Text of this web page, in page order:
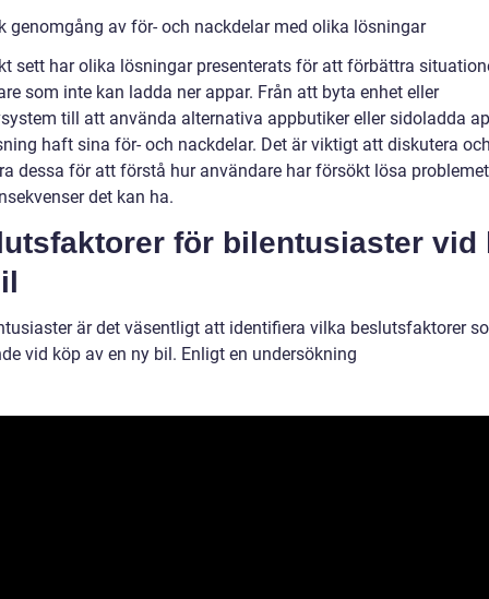
genomgång av för- och nackdelar med olika lösningar
sett har olika lösningar presenterats för att förbättra
som inte kan ladda ner appar. Från att byta enhet eller
till att använda alternativa appbutiker eller sidoladda
haft sina för- och nackdelar. Det är viktigt att diskutera
dessa för att förstå hur användare har försökt lösa
det kan ha.
för bilentusiaster vid
är det väsentligt att identifiera vilka beslutsfaktorer
vid köp av en ny bil. Enligt en undersökning